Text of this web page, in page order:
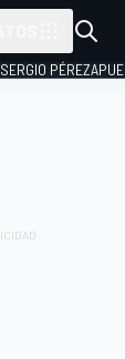
SERGIO PÉREZ